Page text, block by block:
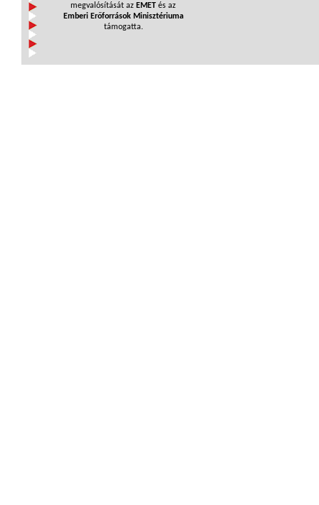
megvalósítását az EMET és az
Emberi Erőforrások Minisztériuma
támogatta.